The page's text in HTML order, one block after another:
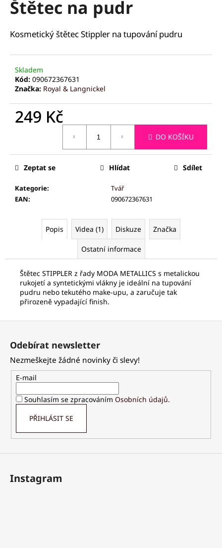
Štětec na pudr
Kosmetický štětec Stippler na tupování pudru
Skladem
Kód: 090672367631
Značka: Royal & Langnickel
249 Kč
DO KOŠÍKU
Kategorie:
Tvář
EAN: 090672367631
Zeptat se Hlídat Sdílet
Popis Videa (1) Diskuze Značka
Ostatní informace
Štětec STIPPLER z řady MODA METALLICS s metalickou
rukojetí a syntetickými vlákny je ideální na tupování
pudru nebo tekutého make-upu, a zaručuje tak
přirozeně vypadající finish.
a
í
t
?
D
o
o
e
PALSAR7
MANIKÚRNÍ
5
KS
175
Kč
Z
Odebírat newsletter
Nezmeškejte žádné novinky či slevy!
E-mail
Souhlasím se zpracováním Osobních údajů.
PŘIHLÁSIT SE
Instagram